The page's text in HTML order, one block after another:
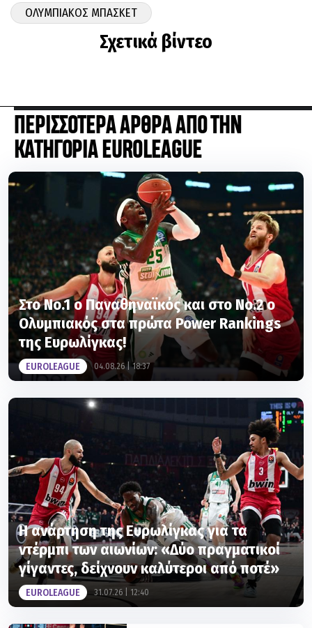
ΟΛΥΜΠΙΑΚΟΣ ΜΠΑΣΚΕΤ
Σχετικά βίντεο
ΠΕΡΙΣΣΟΤΕΡΑ ΑΡΘΡΑ ΑΠΟ ΤΗΝ
ΚΑΤΗΓΟΡΙΑ EUROLEAGUE
Στο Νο.1 ο Παναθηναϊκός και στο Νο.2 ο
Ολυμπιακός στα πρώτα Power Rankings
της Ευρωλίγκας!
EUROLEAGUE 04.08.26 | 18:37
Η ανάρτηση της Ευρωλίγκας για τα
ντέρμπι των αιωνίων: «Δύο πραγματικοί
γίγαντες, δείχνουν καλύτεροι από ποτέ»
EUROLEAGUE 31.07.26 | 12:40